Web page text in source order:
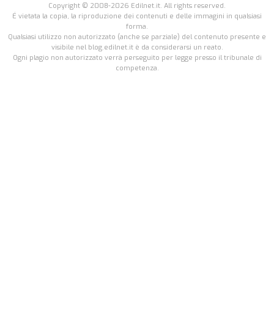
Copyright © 2008-2026 Edilnet.it. All rights reserved.
É vietata la copia, la riproduzione dei contenuti e delle immagini in qualsiasi
forma.
Qualsiasi utilizzo non autorizzato (anche se parziale) del contenuto presente e
visibile nel blog.edilnet.it è da considerarsi un reato.
Ogni plagio non autorizzato verrà perseguito per legge presso il tribunale di
competenza.